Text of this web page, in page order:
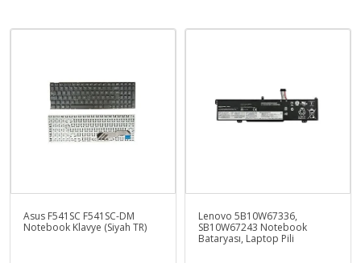
Asus F541SC F541SC-DM
Notebook Klavye (Siyah TR)
Lenovo 5B10W67336,
SB10W67243 Notebook
Bataryası, Laptop Pili